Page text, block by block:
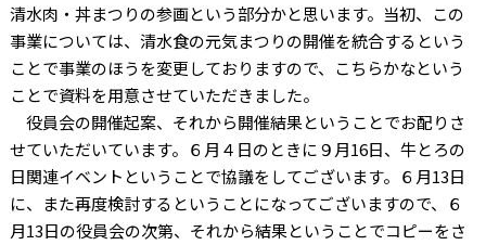
清水肉・丼まつりの参画という部分かと思います。当初、この
事業については、清水食の元気まつりの開催を統合するという
ことで事業のほうを変更しておりますので、こちらかなという
ことで資料を用意させていただきました。
役員会の開催起案、それから開催結果ということでお配りさ
せていただいています。６月４日のときに９月16日、牛とろの
日関連イベントということで協議をしてございます。６月13日
に、また再度検討するということになってございますので、６
月13日の役員会の次第、それから結果ということでコピーをさ